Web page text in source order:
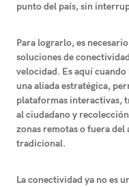
punto del país, sin
Para lograrlo, es
soluciones de
velocidad. Es aquí
una aliada estratégica,
plataformas interactivas,
al ciudadano y
zonas remotas o fuera
tradicional.
La conectividad ya no es